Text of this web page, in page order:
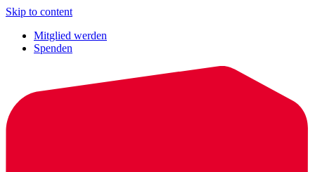
Skip to content
Mitglied werden
Spenden